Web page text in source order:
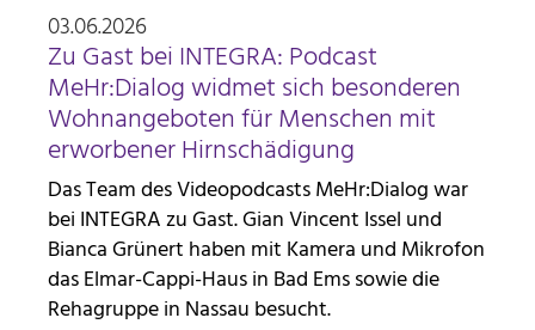
03.06.2026
Zu Gast bei INTEGRA: Podcast
MeHr:Dialog widmet sich besonderen
Wohnangeboten für Menschen mit
erworbener Hirnschädigung
Das Team des Videopodcasts MeHr:Dialog war
bei INTEGRA zu Gast. Gian Vincent Issel und
Bianca Grünert haben mit Kamera und Mikrofon
das Elmar-Cappi-Haus in Bad Ems sowie die
Rehagruppe in Nassau besucht.